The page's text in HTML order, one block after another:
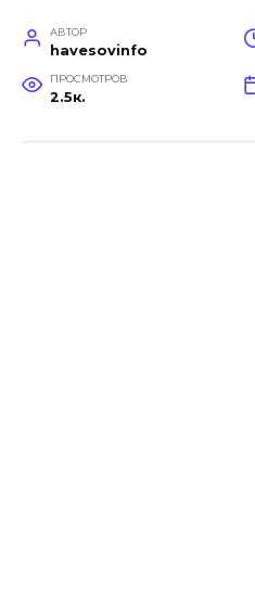
АВТОР
havesovinfo
ПРОСМОТРОВ
2.5к.